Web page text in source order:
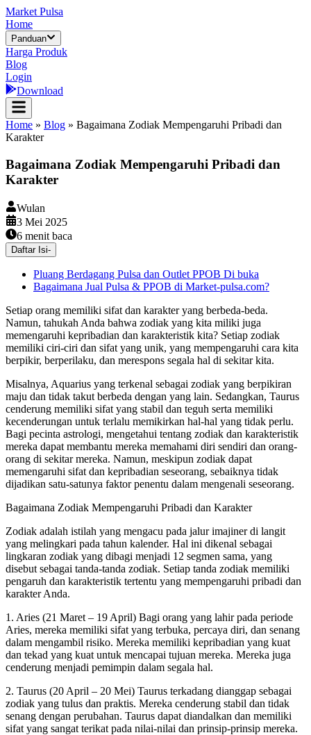
Market Pulsa
Home
Panduan
Harga Produk
Blog
Login
Download
Home » Blog » Bagaimana Zodiak Mempengaruhi Pribadi dan
Karakter
Bagaimana Zodiak Mempengaruhi Pribadi dan
Karakter
Wulan
3 Mei 2025
6 menit baca
Daftar Isi-
Pluang Berdagang Pulsa dan Outlet PPOB Di buka
Bagaimana Jual Pulsa & PPOB di Market-pulsa.com?
Setiap orang memiliki sifat dan karakter yang berbeda-beda.
Namun, tahukah Anda bahwa zodiak yang kita miliki juga
memengaruhi kepribadian dan karakteristik kita? Setiap zodiak
memiliki ciri-ciri dan sifat yang unik, yang mempengaruhi cara kita
berpikir, berperilaku, dan merespons segala hal di sekitar kita.
Misalnya, Aquarius yang terkenal sebagai zodiak yang berpikiran
maju dan tidak takut berbeda dengan yang lain. Sedangkan, Taurus
cenderung memiliki sifat yang stabil dan teguh serta memiliki
kecenderungan untuk terlalu memikirkan hal-hal yang tidak perlu.
Bagi pecinta astrologi, mengetahui tentang zodiak dan karakteristik
mereka dapat membantu mereka memahami diri sendiri dan orang-
orang di sekitar mereka. Namun, meskipun zodiak dapat
memengaruhi sifat dan kepribadian seseorang, sebaiknya tidak
dijadikan satu-satunya faktor penentu dalam mengenali seseorang.
Bagaimana Zodiak Mempengaruhi Pribadi dan Karakter
Zodiak adalah istilah yang mengacu pada jalur imajiner di langit
yang melingkari pada tahun kalender. Hal ini dikenal sebagai
lingkaran zodiak yang dibagi menjadi 12 segmen sama, yang
disebut sebagai tanda-tanda zodiak. Setiap tanda zodiak memiliki
pengaruh dan karakteristik tertentu yang mempengaruhi pribadi dan
karakter Anda.
1. Aries (21 Maret – 19 April) Bagi orang yang lahir pada periode
Aries, mereka memiliki sifat yang terbuka, percaya diri, dan senang
dalam mengambil risiko. Mereka memiliki kepribadian yang kuat
dan tekad yang kuat untuk mencapai tujuan mereka. Mereka juga
cenderung menjadi pemimpin dalam segala hal.
2. Taurus (20 April – 20 Mei) Taurus terkadang dianggap sebagai
zodiak yang tulus dan praktis. Mereka cenderung stabil dan tidak
senang dengan perubahan. Taurus dapat diandalkan dan memiliki
sifat yang sangat terikat pada nilai-nilai dan prinsip-prinsip mereka.